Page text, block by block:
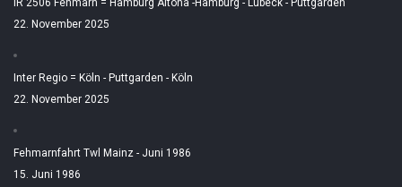
IR 2506 Fehmarn = Hamburg Altona -Hamburg - Lübeck - Puttgarden
22. November 2025
Inter Regio = Köln - Puttgarden - Köln
22. November 2025
Fehmarnfahrt Twl Mainz - Juni 1986
15. Juni 1986